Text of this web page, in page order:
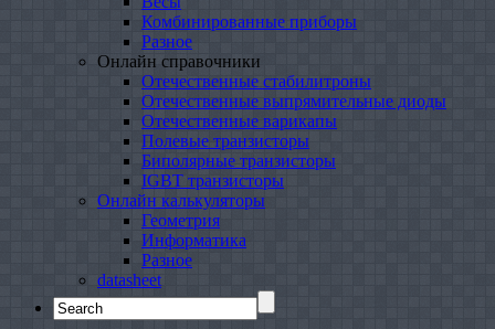
Комбинированные приборы
Разное
Онлайн справочники
Отечественные стабилитроны
Отечественные выпрямительные диоды
Отечественные варикапы
Полевые транзисторы
Биполярные транзисторы
IGBT транзисторы
Онлайн калькуляторы
Геометрия
Информатика
Разное
datasheet
Search
for: